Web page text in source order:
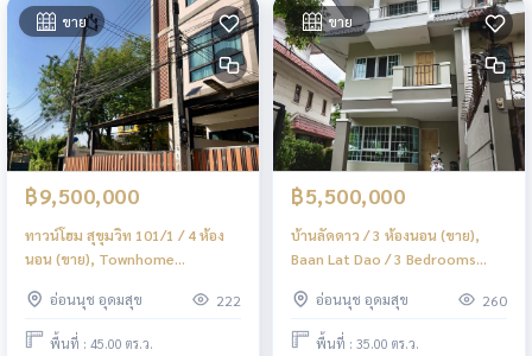
ขาย
฿9,500,000
ทาวน์โฮม สุขุมวิท 101/1 / 4 ห้อง
นอน (ขาย), Townhome
(FOR SALE) GNG011
อ่อนนุช อุดมสุข 222
พื้นที่ : 45.00 ตร.ว.
ขาย
฿5,500,000
บ้านลัดดาว / 3 ห้องนอน (ขาย),
Baan Lat Dao / 3 Bedrooms
อ่อนนุช อุดมสุข
260
พื้นที่ : 35.00 ตร.ว.